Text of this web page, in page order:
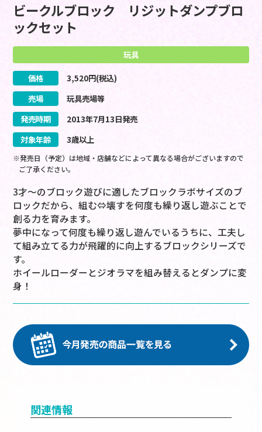
ビークルブロック リジットダンプブロ
ックセット
玩具
価格 3,520円(税込)
売場
玩具売場等
発売時期
2013年7月13日発売
対象年齢
3歳以上
※発売日（予定）は地域・店舗などによって異なる場合がございますので
ご了承ください。
3才～のブロック遊びに適したブロックラボサイズのブ
ロックだから、組む⇔壊すを何度も繰り返し遊ぶことで
創る力を育みます。
夢中になって何度も繰り返し遊んでいるうちに、工夫し
て組み立てる力が飛躍的に向上するブロックシリーズで
す。
ホイールローダーとジオラマを組み替えるとダンプに変
身！
関連情報